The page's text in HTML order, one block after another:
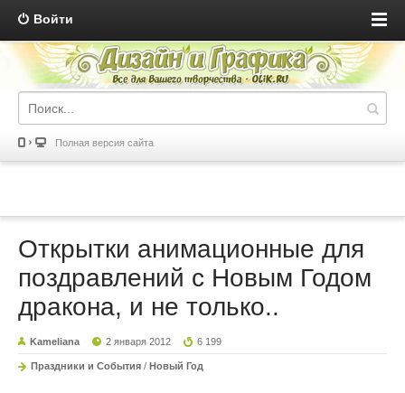
Войти
Полная версия сайта
Открытки анимационные для
поздравлений с Новым Годом
дракона, и не только..
Kameliana 2 января 2012 6 199
Праздники и События / Новый Год